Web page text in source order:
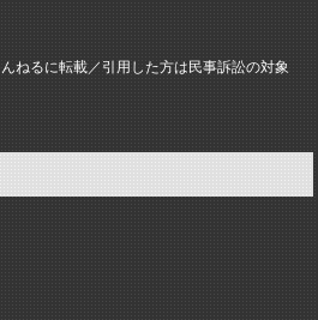
ねるに転載／引用した方は民事訴訟の対象